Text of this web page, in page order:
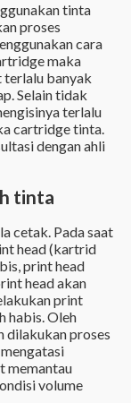
tinta
proses
cara
maka
terlalu banyak
Selain tidak
terlalu
cartridge tinta.
dengan ahli
tinta
cetak. Pada saat
head (kartrid
print head
head akan
print
habis. Oleh
dilakukan proses
memantau
volume